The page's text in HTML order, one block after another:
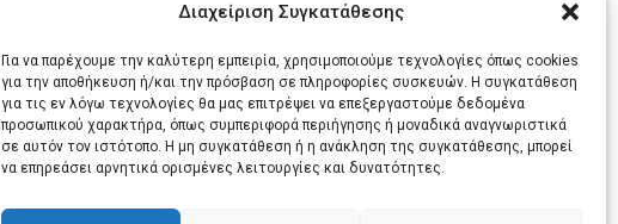
Διαχείριση Συγκατάθεσης
Για να παρέχουμε την καλύτερη εμπειρία, χρησιμοποιούμε τεχνολογίες όπως cookies
για την αποθήκευση ή/και την πρόσβαση σε πληροφορίες συσκευών. Η συγκατάθεση
για τις εν λόγω τεχνολογίες θα μας επιτρέψει να επεξεργαστούμε δεδομένα
προσωπικού χαρακτήρα, όπως συμπεριφορά περιήγησης ή μοναδικά αναγνωριστικά
σε αυτόν τον ιστότοπο. Η μη συγκατάθεση ή η ανάκληση της συγκατάθεσης, μπορεί
να επηρεάσει αρνητικά ορισμένες λειτουργίες και δυνατότητες.
ΕΠΌΜΕΝΟ
ΒΙΝΤΕΟ: ΘΗΡΑΪΚΗ ΠΟΛΙΤΕΙΑ ΓΙΑ ΤΟΝ ΦΩΤΙΣΜΟ ΠΕΖΟΔΡΟΜΙΟΥ ΣΤΟ ΚΑΜΑΡΙ